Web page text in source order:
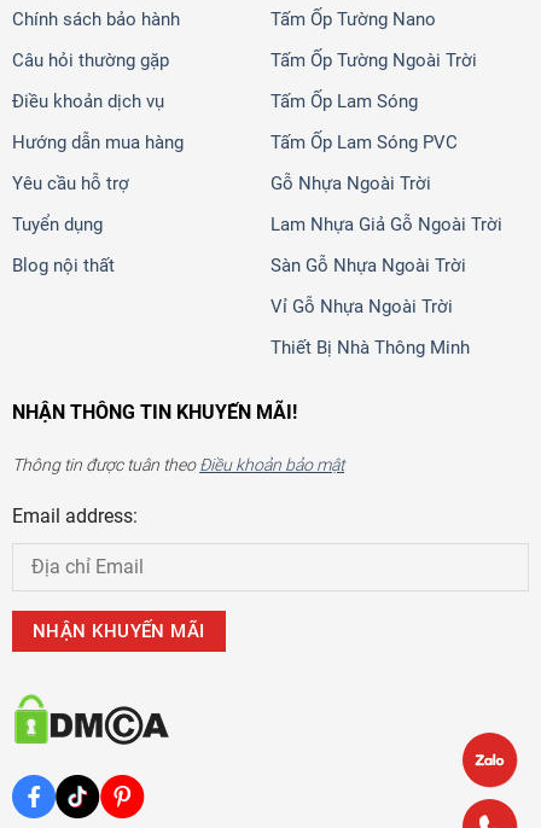
Chính sách bảo hành
Câu hỏi thường gặp
Điều khoản dịch vụ
Hướng dẫn mua hàng
Yêu cầu hỗ trợ
Tuyển dụng
Blog nội thất
Tấm Ốp Tường Nano
Tấm Ốp Tường Ngoài Trời
Tấm Ốp Lam Sóng
Tấm Ốp Lam Sóng PVC
Gỗ Nhựa Ngoài Trời
Lam Nhựa Giả Gỗ Ngoài Trời
Sàn Gỗ Nhựa Ngoài Trời
Vỉ Gỗ Nhựa Ngoài Trời
Thiết Bị Nhà Thông Minh
NHẬN THÔNG TIN KHUYẾN MÃI!
Thông tin được tuân theoĐiều khoản bảo mật
Email address: